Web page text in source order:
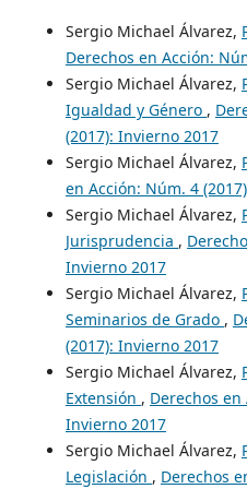
Sergio Michael Álvarez,
Derechos en Acción:
Sergio Michael Álvarez,
Igualdad y Género ,
(2017): Invierno 2017
Sergio Michael Álvarez,
en Acción: Núm. 4
Sergio Michael Álvarez,
Jurisprudencia ,
Invierno 2017
Sergio Michael Álvarez,
Seminarios de Grado ,
(2017): Invierno 2017
Sergio Michael Álvarez,
Extensión , Derechos en
Invierno 2017
Sergio Michael Álvarez,
Legislación , Derechos